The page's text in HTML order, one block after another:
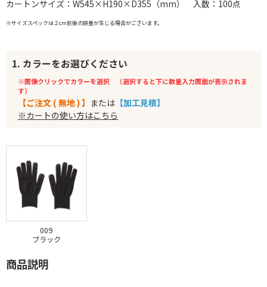
カートンサイズ： W545×H190×D355（mm） 入数：100点
※サイズスペックは２cm前後の誤差が生じる場合がございます。
1. カラーをお選びください
※画像クリックでカラーを選択 （選択すると下に数量入力画面が表示されま
す）
【ご注文 ( 無地 ) 】 または 【加工見積】
※カートの使い方はこちら
009
ブラック
商品説明